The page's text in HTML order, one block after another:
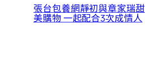
張台包養網靜初與章家瑞甜
美購物 一起配合3次成情人